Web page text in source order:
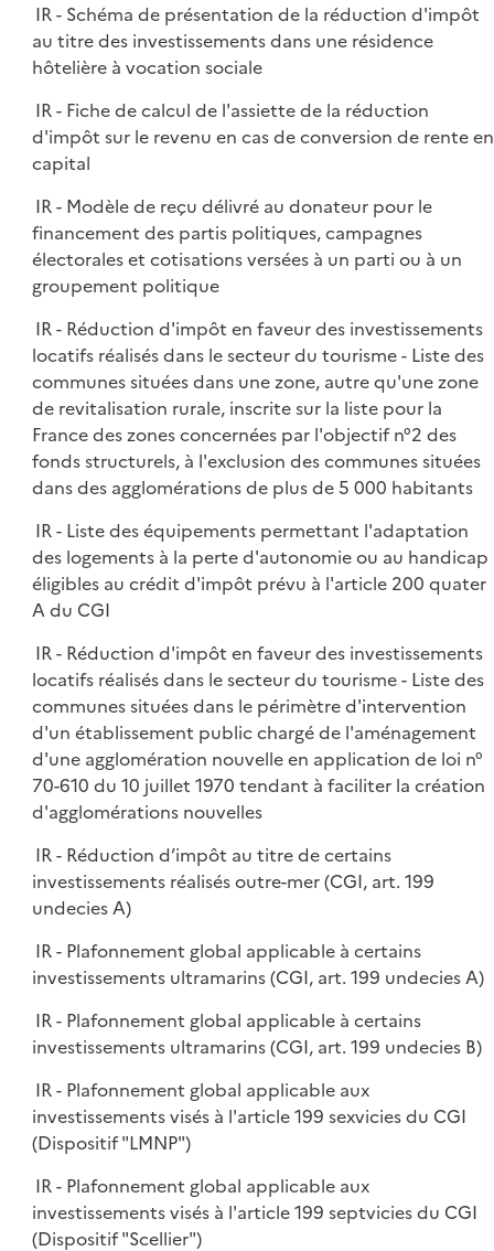
IR - Schéma de présentation de la réduction d'impôt
au titre des investissements dans une résidence
hôtelière à vocation sociale
IR - Fiche de calcul de l'assiette de la réduction
d'impôt sur le revenu en cas de conversion de rente en
capital
IR - Modèle de reçu délivré au donateur pour le
financement des partis politiques, campagnes
électorales et cotisations versées à un parti ou à un
groupement politique
IR - Réduction d'impôt en faveur des investissements
locatifs réalisés dans le secteur du tourisme - Liste des
communes situées dans une zone, autre qu'une zone
de revitalisation rurale, inscrite sur la liste pour la
France des zones concernées par l'objectif n°2 des
fonds structurels, à l'exclusion des communes situées
dans des agglomérations de plus de 5 000 habitants
IR - Liste des équipements permettant l'adaptation
des logements à la perte d'autonomie ou au handicap
éligibles au crédit d'impôt prévu à l'article 200 quater
A du CGI
IR - Réduction d'impôt en faveur des investissements
locatifs réalisés dans le secteur du tourisme - Liste des
communes situées dans le périmètre d'intervention
d'un établissement public chargé de l'aménagement
d'une agglomération nouvelle en application de loi n°
70-610 du 10 juillet 1970 tendant à faciliter la création
d'agglomérations nouvelles
IR - Réduction d’impôt au titre de certains
investissements réalisés outre-mer (CGI, art. 199
undecies A)
IR - Plafonnement global applicable à certains
investissements ultramarins (CGI, art. 199 undecies A)
IR - Plafonnement global applicable à certains
investissements ultramarins (CGI, art. 199 undecies B)
IR - Plafonnement global applicable aux
investissements visés à l'article 199 sexvicies du CGI
(Dispositif "LMNP")
IR - Plafonnement global applicable aux
investissements visés à l'article 199 septvicies du CGI
(Dispositif "Scellier")